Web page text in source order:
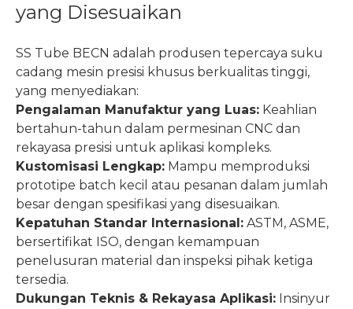
yang Disesuaikan
SS Tube BECN adalah produsen tepercaya suku
cadang mesin presisi khusus berkualitas tinggi,
yang menyediakan:
Pengalaman Manufaktur yang Luas: Keahlian
bertahun-tahun dalam permesinan CNC dan
rekayasa presisi untuk aplikasi kompleks.
Kustomisasi Lengkap: Mampu memproduksi
prototipe batch kecil atau pesanan dalam jumlah
besar dengan spesifikasi yang disesuaikan.
Kepatuhan Standar Internasional: ASTM, ASME,
bersertifikat ISO, dengan kemampuan
penelusuran material dan inspeksi pihak ketiga
tersedia.
Dukungan Teknis & Rekayasa Aplikasi: Insinyur